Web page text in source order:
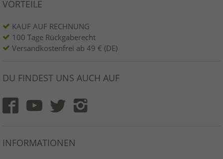
VORTEILE
KAUF AUF RECHNUNG
100 Tage Rückgaberecht
Versandkostenfrei ab 49 € (DE)
DU FINDEST UNS AUCH AUF
INFORMATIONEN